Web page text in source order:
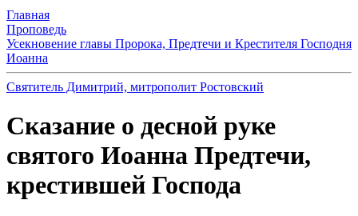
Главная
Проповедь
Усекновение главы Пророка, Предтечи и Крестителя Господня
Иоанна
Святитель Димитрий, митрополит Ростовский
Сказание о десной руке
святого Иоанна Предтечи,
крестившей Господа